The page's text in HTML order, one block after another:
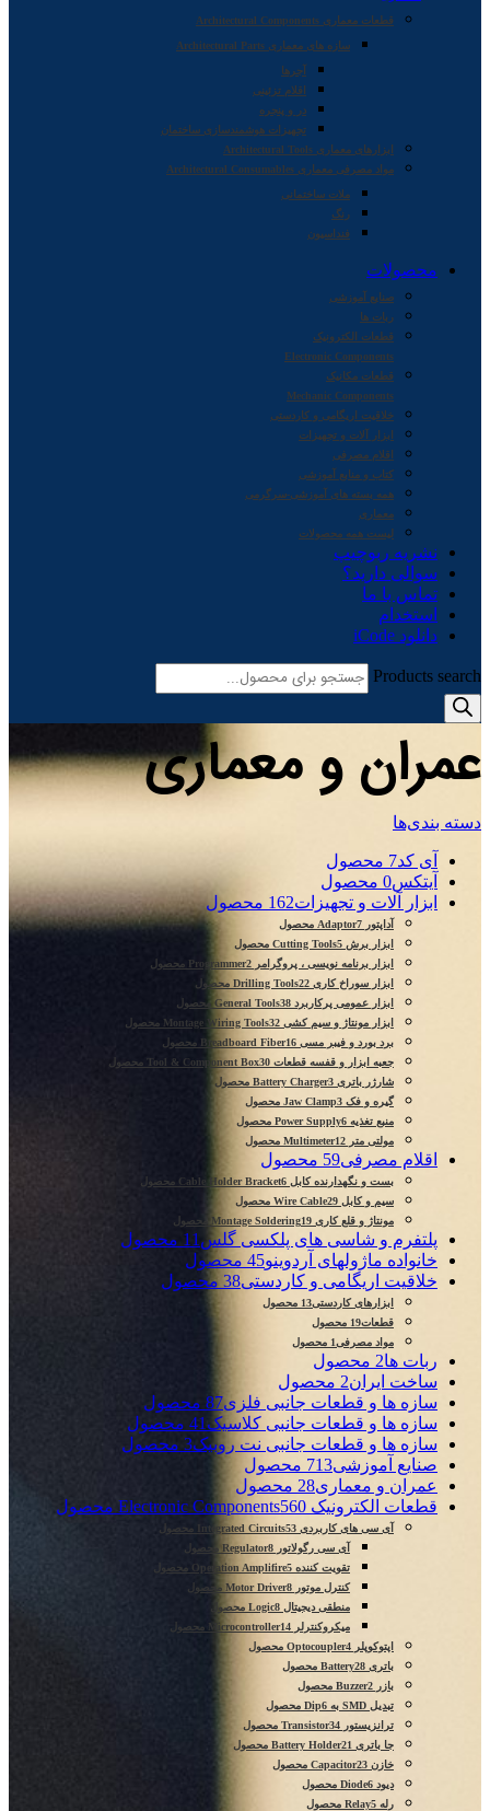
قطعات معماری Architectural Components
سازه های معماری Architectural Parts
آجرها
اقلام تزئینی
در و پنجره
تجهیزات هوشمندسازی ساختمان
ابزارهای معماری Architectural Tools
مواد مصرفی معماری Architectural Consumables
ملات ساختمانی
رنگ
فنداسیون
محصولات
صنایع آموزشی
ربات ها
قطعات الکترونیک
Electronic Components
قطعات مکانیک
Mechanic Components
خلاقیت اریگامی و کاردستی
ابزار آلات و تجهیزات
اقلام مصرفی
کتاب و منابع آموزشی
همه بسته های آموزشی-سرگرمی
معماری
لیست همه محصولات
نشریه ربوچیپ
سوالی دارید؟
تماس با ما
استخدام
دانلود iCode
Products search
عمران و معماری
دسته بندی‌ها
آی کد7 محصول
آیتکس0 محصول
ابزار آلات و تجهیزات162 محصول
آداپتور Adaptor 7 محصول
ابزار برش Cutting Tools 5 محصول
ابزار برنامه نویسی ، پروگرامر Programmer 2 محصول
ابزار سوراخ کاری Drilling Tools 22 محصول
ابزار عمومی پرکاربرد General Tools 38 محصول
ابزار مونتاژ و سیم کشی Montage Wiring Tools 32 محصول
برد بورد و فیبر مسی Breadboard Fiber 16 محصول
جعبه ابزار و قفسه قطعات Tool & Component Box 30 محصول
شارژر باتری Battery Charger 3 محصول
گیره و فک Jaw Clamp 3 محصول
منبع تغذیه Power Supply 6 محصول
مولتی متر Multimeter 12 محصول
اقلام مصرفی59 محصول
بست و نگهدارنده کابل Cable Holder Bracket 6 محصول
سیم و کابل Wire Cable 29 محصول
مونتاژ و قلع کاری Montage Soldering 19 محصول
پلتفرم و شاسی های پلکسی گلس 11 محصول
خانواده ماژولهای آردوینو45 محصول
خلاقیت اریگامی و کاردستی38 محصول
ابزارهای کاردستی13 محصول
قطعات19 محصول
مواد مصرفی1 محصول
ربات ها2 محصول
ساخت ایران2 محصول
سازه ها و قطعات جانبی فلزی87 محصول
سازه ها و قطعات جانبی کلاسیک 41 محصول
سازه ها و قطعات جانبی نت روبیک3 محصول
صنایع آموزشی713 محصول
عمران و معماری28 محصول
قطعات الکترونیک Electronic Components 560 محصول
آی سی های کاربردی Integrated Circuits 53 محصول
آی سی رگولاتور Regulator 8 محصول
تقویت کننده Operation Amplifire 5 محصول
کنترل موتور Motor Driver 8 محصول
منطقی دیجیتال Logic 8 محصول
میکروکنترلر Microcontroller 14 محصول
اپتوکوپلر Optocoupler 4 محصول
باتری Battery 28 محصول
بازر Buzzer 2 محصول
تبدیل SMD به Dip
6 محصول
ترانزیستور Transistor 34 محصول
جا باتری Battery Holder 21 محصول
خازن Capacitor 23 محصول
دیود Diode 6 محصول
رله Relay 5 محصول